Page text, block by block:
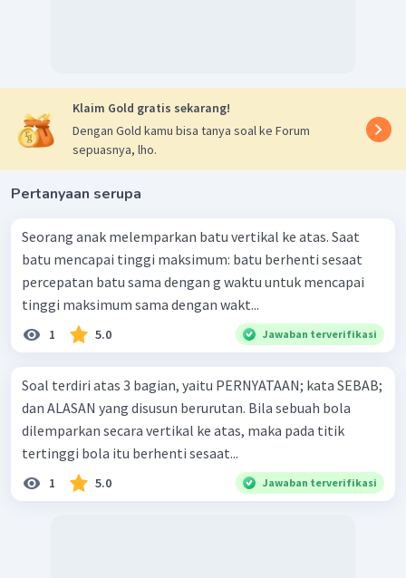
Klaim Gold gratis sekarang!
Dengan Gold kamu bisa tanya soal ke Forum
sepuasnya, lho.
Pertanyaan serupa
Seorang anak melemparkan batu vertikal ke atas. Saat
batu mencapai tinggi maksimum: batu berhenti sesaat
percepatan batu sama dengan g waktu untuk mencapai
tinggi maksimum sama dengan wakt...
1 5.0 Jawaban terverifikasi
Soal terdiri atas 3 bagian, yaitu PERNYATAAN; kata SEBAB;
dan ALASAN yang disusun berurutan. Bila sebuah bola
dilemparkan secara vertikal ke atas, maka pada titik
tertinggi bola itu berhenti sesaat...
1 5.0 Jawaban terverifikasi